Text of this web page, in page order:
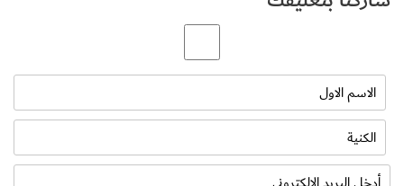
حفظ الموز في الثلاجة: لابد أنك لاحظت أن الموز يصبح طرياً وناضجاً
بشكل سريع عند وضعه بالخارج لبضعة أيام. لتأخير هذه العملية
نحن واثقون من أن المدونة كانت ممتعة، ولهذا السبب يجب أن تتطلع
إلى الجزء الثاني منها. لا تنس أن تعطينا “أعجبني” و “شارك” هذه
المعلومات مع أصدقائك. اعتني بنفسك وابقى آمنا !!!